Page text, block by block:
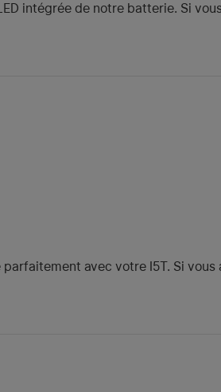
intégrée de notre batterie. Si
avec votre I5T. Si vous